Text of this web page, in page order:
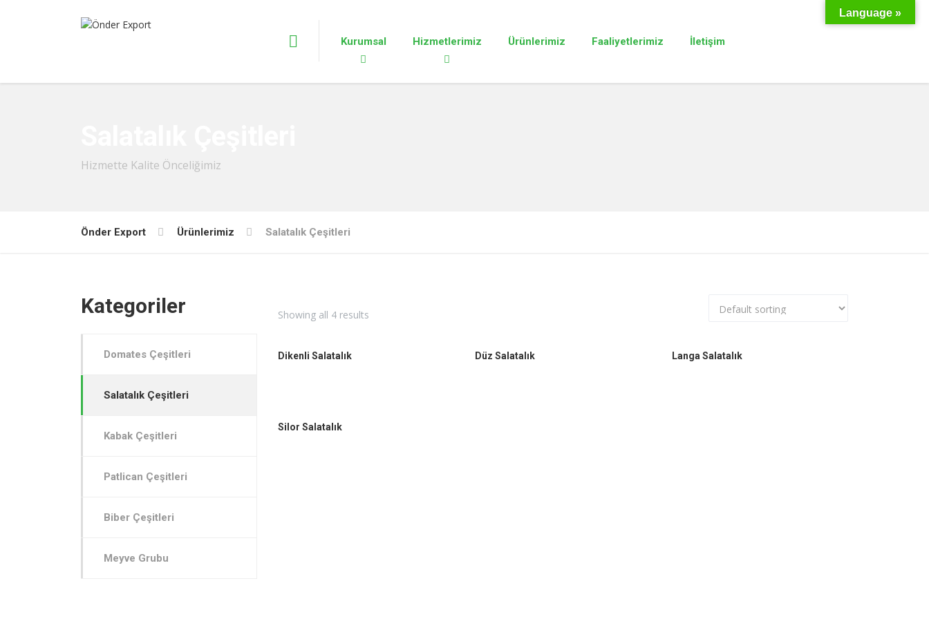
Kurumsal Hizmetlerimiz Ürünlerimiz Faaliyetlerimiz İletişim
Hizmette Kalite Önceliğimiz
Önder Export Ürünlerimiz Salatalık Çeşitleri
Showing all 4 results
Dikenli Salatalık Düz Salatalık Langa Salatalık
Silor Salatalık
Kategoriler
Domates Çeşitleri
Salatalık Çeşitleri
Kabak Çeşitleri
Patlican Çeşitleri
Biber Çeşitleri
Meyve Grubu
Language »